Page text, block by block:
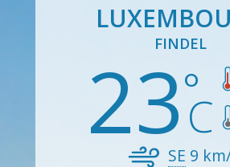
FINDEL
23SE 9